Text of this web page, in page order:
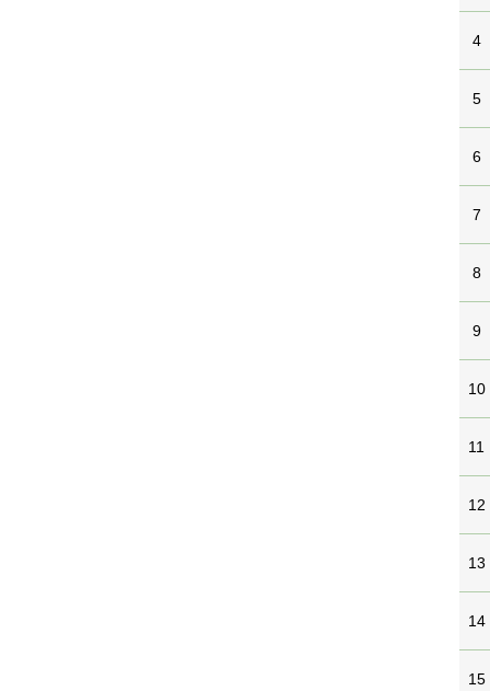
4
5
6
7
8
9
10
11
12
13
14
15